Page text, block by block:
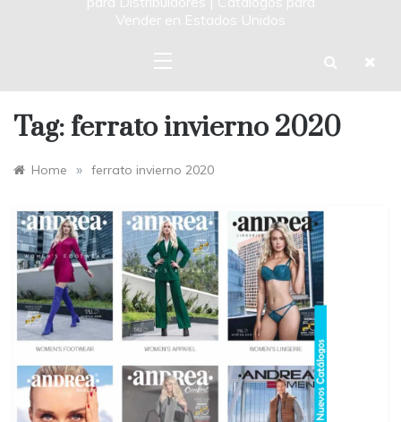
Vender en Estados Unidos
Tag: ferrato invierno 2020
Home » ferrato invierno 2020